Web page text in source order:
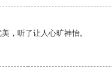
，听了让人心旷神怡。